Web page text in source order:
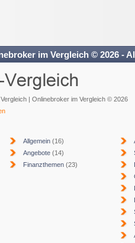
im Vergleich © 2026 -
| Onlinebroker im Vergleich © 2026
Allgemein (16)
Angebote (14)
Finanzthemen (23)